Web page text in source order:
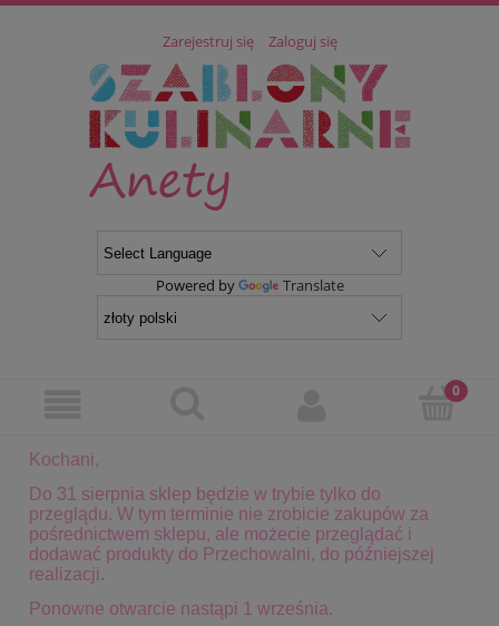
Zarejestruj się Zaloguj się
Powered by Translate
Kochani,
Do 31 sierpnia sklep będzie w trybie tylko do
przeglądu. W tym terminie nie zrobicie zakupów za
pośrednictwem sklepu, ale możecie przeglądać i
dodawać produkty do Przechowalni, do późniejszej
realizacji.
Ponowne otwarcie nastąpi 1 września.